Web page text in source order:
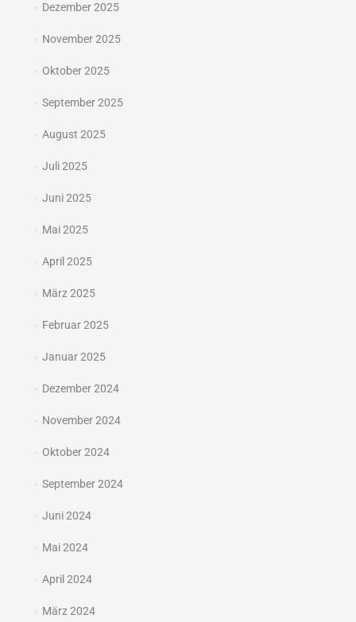
Dezember 2025
November 2025
Oktober 2025
September 2025
August 2025
Juli 2025
Juni 2025
Mai 2025
April 2025
März 2025
Februar 2025
Januar 2025
Dezember 2024
November 2024
Oktober 2024
September 2024
Juni 2024
Mai 2024
April 2024
März 2024